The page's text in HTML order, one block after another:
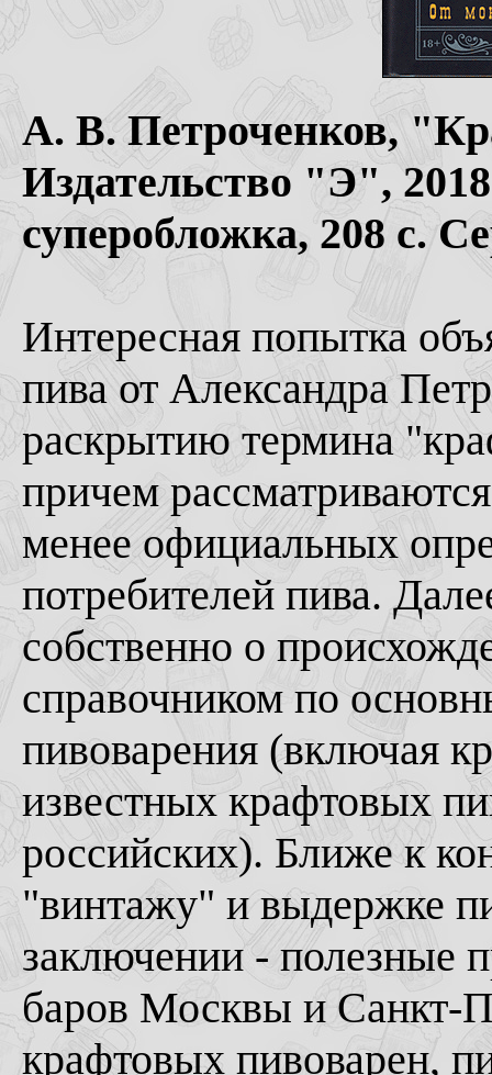
А. В. Петроченков,
Издательство "Э",
суперобложка, 208 с.
Интересная попытка
пива от Александра
раскрытию термина
причем
менее официальных
потребителей пива.
собственно о
справочником по
пивоварения (включая
известных крафтовых
российских). Ближе к
"винтажу" и выдержке
заключении - полезные
баров Москвы и Санкт-
крафтовых пивоварен,